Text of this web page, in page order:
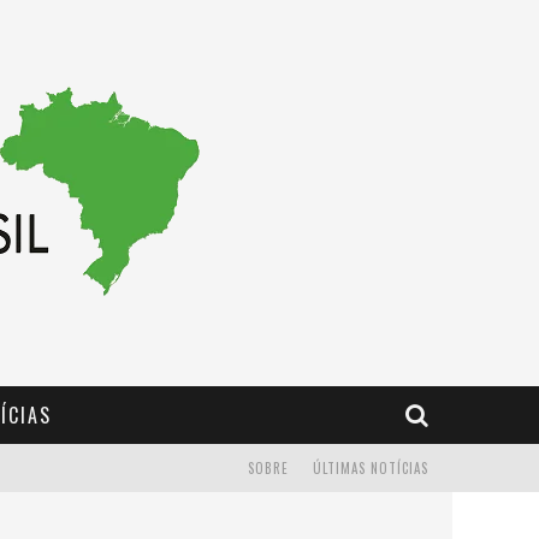
ÚLTIMAS NOTÍCIAS
SOBRE